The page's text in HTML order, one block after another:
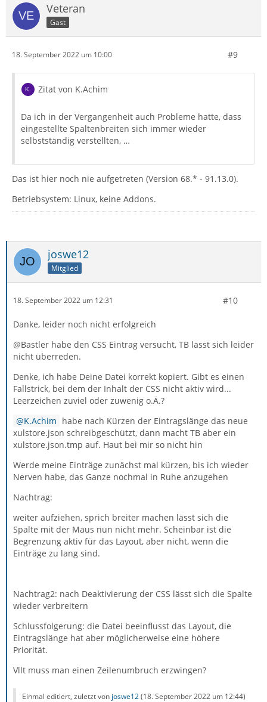
Veteran
Gast
18. September 2022 um 10:00 #9
Zitat von K.Achim
Da ich in der Vergangenheit auch Probleme hatte, dass
eingestellte Spaltenbreiten sich immer wieder
selbstständig verstellten, …
Das ist hier noch nie aufgetreten (Version 68.* - 91.13.0).
Betriebsystem: Linux, keine Addons.
joswe12
Mitglied
18. September 2022 um 12:31 #10
Danke, leider noch nicht erfolgreich
@Bastler habe den CSS Eintrag versucht, TB lässt sich leider
nicht überreden.
Denke, ich habe Deine Datei korrekt kopiert. Gibt es einen
Fallstrick, bei dem der Inhalt der CSS nicht aktiv wird...
Leerzeichen zuviel oder zuwenig o.Ä.?
K.Achim habe nach Kürzen der Eintragslänge das neue
xulstore.json schreibgeschützt, dann macht TB aber ein
xulstore.json.tmp auf. Haut bei mir so nicht hin
Werde meine Einträge zunächst mal kürzen, bis ich wieder
Nerven habe, das Ganze nochmal in Ruhe anzugehen
Nachtrag:
weiter aufziehen, sprich breiter machen lässt sich die
Spalte mit der Maus nun nicht mehr. Scheinbar ist die
Begrenzung aktiv für das Layout, aber nicht, wenn die
Einträge zu lang sind.
Nachtrag2: nach Deaktivierung der CSS lässt sich die Spalte
wieder verbreitern
Schlussfolgerung: die Datei beeinflusst das Layout, die
Eintragslänge hat aber möglicherweise eine höhere
Priorität.
Vllt muss man einen Zeilenumbruch erzwingen?
Einmal editiert, zuletzt von joswe12(18. September 2022 um 12:44)